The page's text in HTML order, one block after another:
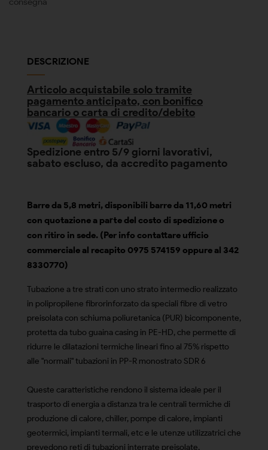
DESCRIZIONE
Articolo acquistabile solo tramite
pagamento anticipato, con bonifico
bancario o carta di credito/debito
Spedizione entro 5/9 giorni lavorativi,
sabato escluso, da accredito pagamento
Barre da 5,8 metri, disponibili barre da 11,60 metri
con quotazione a parte del costo di spedizione o
con ritiro in sede. (Per info contattare ufficio
commerciale al recapito 0975 574159 oppure al 342
8330770)
Tubazione a tre strati con uno strato intermedio realizzato
in polipropilene fibrorinforzato da speciali fibre di vetro
preisolata con schiuma poliuretanica (PUR) bicomponente,
protetta da tubo guaina casing in PE-HD, che permette di
ridurre le dilatazioni termiche lineari fino al 75% rispetto
alle "normali" tubazioni in PP-R monostrato SDR 6
Queste caratteristiche rendono il sistema ideale per il
trasporto di energia a distanza tra le centrali termiche di
produzione di calore, chiller, pompe di calore, impianti
geotermici, impianti termali, etc e le utenze utilizzatrici che
prevedono reti di tubazioni interrate preisolate,